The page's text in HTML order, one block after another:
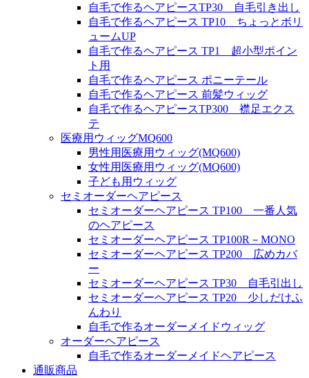
自毛で作るヘアピースTP30 自毛引き出し
自毛で作るヘアピース TP10 ちょっとボリ
ュームUP
自毛で作るヘアピース TP1 超小型ポイン
ト用
自毛で作るヘアピース ポニーテール
自毛で作るヘアピース 前髪ウィッグ
自毛で作るヘアピースTP300 襟足エクス
テ
医療用ウィッグMQ600
男性用医療用ウィッグ(MQ600)
女性用医療用ウィッグ(MQ600)
子ども用ウィッグ
セミオーダーヘアピース
セミオーダーヘアピース TP100 一番人気
のヘアピース
セミオーダーヘアピース TP100R－MONO
セミオーダーヘアピース TP200 広めカバ
ー
セミオーダーヘアピース TP30 自毛引出し
セミオーダーヘアピース TP20 少しだけふ
んわり
自毛で作るオーダーメイドウィッグ
オーダーヘアピース
自毛で作るオーダーメイドヘアピース
通販商品